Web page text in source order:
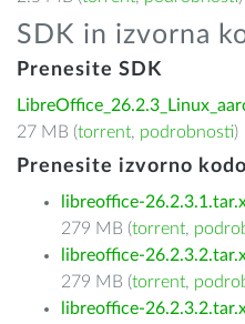
SDK in izvorna
Prenesite SDK
27 MB (torrent, podrobnosti)
Prenesite izvorno kodo
libreoffice-
279 MB (torrent,
libreoffice-
279 MB (torrent,
libreoffice-